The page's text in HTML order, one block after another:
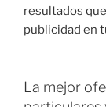
resultados
publicidad en
La mejor